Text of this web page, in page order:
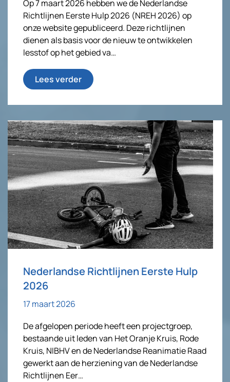
Op 7 maart 2026 hebben we de Nederlandse
Richtlijnen Eerste Hulp 2026 (NREH 2026) op
onze website gepubliceerd. Deze richtlijnen
dienen als basis voor de nieuw te ontwikkelen
lesstof op het gebied va…
Lees verder
Nederlandse Richtlijnen Eerste Hulp
2026
17 maart 2026
De afgelopen periode heeft een projectgroep,
bestaande uit leden van Het Oranje Kruis, Rode
Kruis, NIBHV en de Nederlandse Reanimatie Raad
gewerkt aan de herziening van de Nederlandse
Richtlijnen Eer…